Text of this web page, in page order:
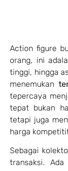
Action figure
orang, ini
tinggi, hingga
menemukan
tepercaya
tepat bukan
tetapi juga
harga
Sebagai
transaksi.